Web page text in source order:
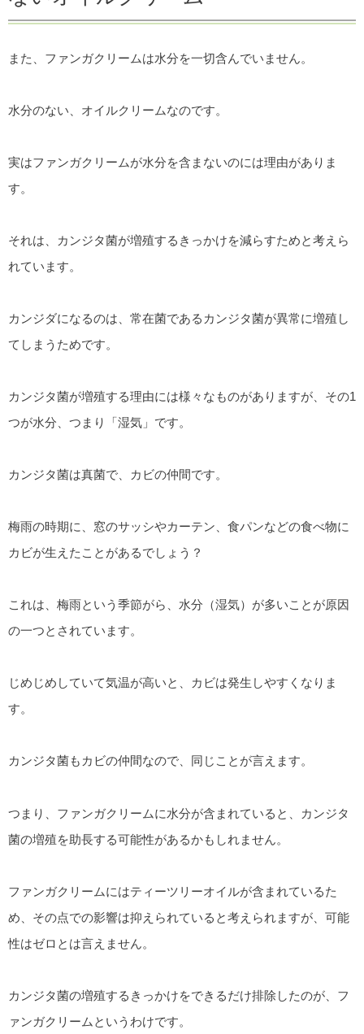
また、ファンガクリームは水分を一切含んでいません。
水分のない、オイルクリームなのです。
実はファンガクリームが水分を含まないのには理由がありま
す。
それは、カンジタ菌が増殖するきっかけを減らすためと考えら
れています。
カンジダになるのは、常在菌であるカンジタ菌が異常に増殖し
てしまうためです。
カンジタ菌が増殖する理由には様々なものがありますが、その1
つが水分、つまり「湿気」です。
カンジタ菌は真菌で、カビの仲間です。
梅雨の時期に、窓のサッシやカーテン、食パンなどの食べ物に
カビが生えたことがあるでしょう？
これは、梅雨という季節がら、水分（湿気）が多いことが原因
の一つとされています。
じめじめしていて気温が高いと、カビは発生しやすくなりま
す。
カンジタ菌もカビの仲間なので、同じことが言えます。
つまり、ファンガクリームに水分が含まれていると、カンジタ
菌の増殖を助長する可能性があるかもしれません。
ファンガクリームにはティーツリーオイルが含まれているた
め、その点での影響は抑えられていると考えられますが、可能
性はゼロとは言えません。
カンジタ菌の増殖するきっかけをできるだけ排除したのが、フ
ァンガクリームというわけです。